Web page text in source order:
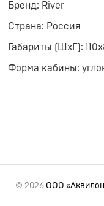
Бренд: River
Страна: Россия
Габариты (ШхГ):
Форма кабины:
© 2026 ООО